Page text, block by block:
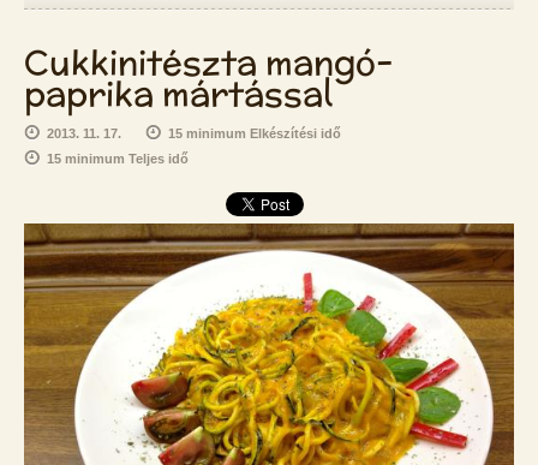
Cukkinitészta mangó-
paprika mártással
2013. 11. 17.
15 minimum Elkészítési idő
15 minimum Teljes idő